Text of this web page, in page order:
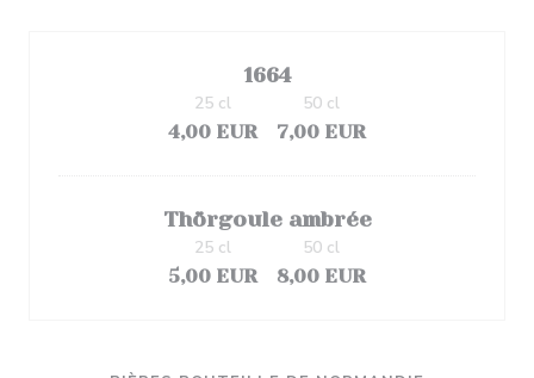
1664
4,00 EUR
25 cl
7,00 EUR
50 cl
Thörgoule ambrée
5,00 EUR
25 cl
8,00 EUR
50 cl